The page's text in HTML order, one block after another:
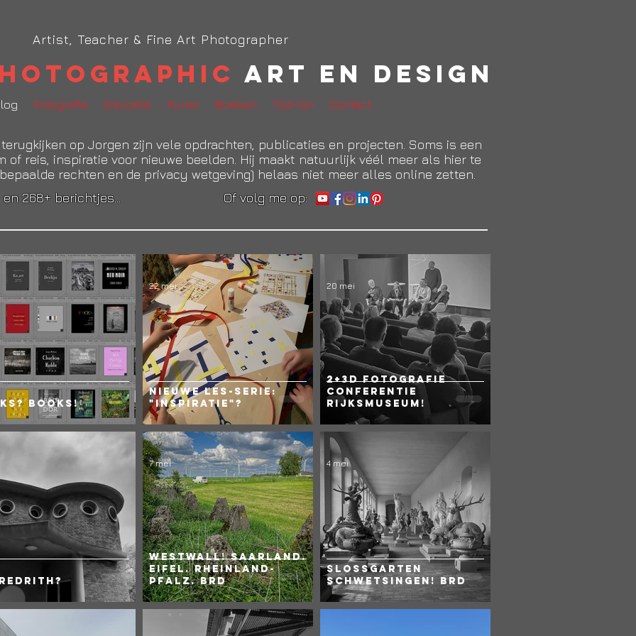
Artist, Teacher & Fine Art Photographer
Art en Design
Fotografie Educatie Kunst Boeken Tijd-lijn Contact
op Jorgen zijn vele opdrachten, publicaties en projecten. Soms is een
of reis, inspiratie voor nieuwe beelden. Hij maakt natuurlijk véél meer als hier te
bepaalde rechten en de privacy wetgeving) helaas niet meer alles online zetten.
en 268+ berichtjes... Of volg me op:
BOOKS!
Nieuwe les-serie:
"Inspiratie"?
22 mei
2+3D Fotografie
Conferentie
Rijksmuseum!
20 mei
WESTWALL! Saarland.
Eifel. Rheinland-
Pfalz. BRD
7 mei
Slossgarten
Schwetsingen! BRD
4 mei